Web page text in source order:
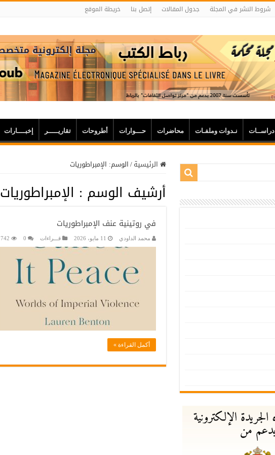
شروط النشر في المجلة جدول المقالات إتصل بنا خريطة الموقع
دراســات نـدوات وملفـات محاضرات حـــوارات أطروحات تقاريـــــر إخبــــارات
الرئيسية/الوسم: الإمبراطوريات
أرشيف الوسم : الإمبراطوريات
في روتينية عنف الإمبراطوريات
محمد الداودي 11 مايو، 2026 قـــراءات 0
742
أكمل القراءة »